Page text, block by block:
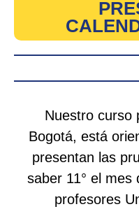
Nuestro curso
Bogotá, está
presentan las
saber 11° el mes
profesores